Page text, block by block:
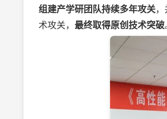
组建产学研团队持续多年攻关
术攻关， 最终取得原创技术突破